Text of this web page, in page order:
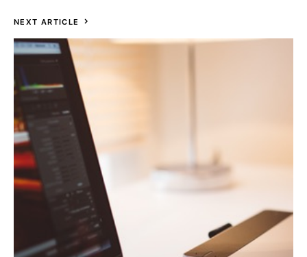
NEXT ARTICLE